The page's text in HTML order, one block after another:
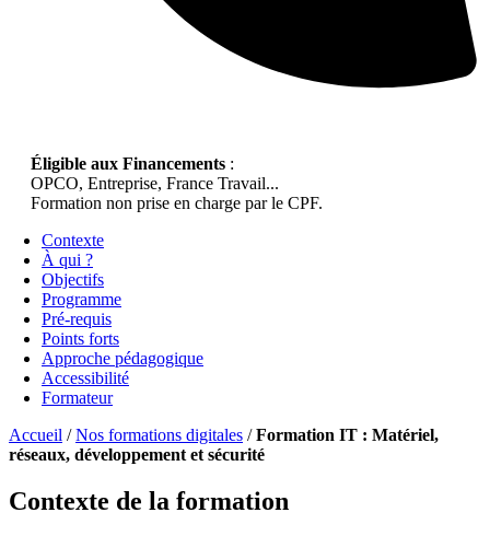
Éligible aux Financements :
OPCO, Entreprise, France Travail...
Formation non prise en charge par le CPF.
Contexte
À qui ?
Objectifs
Programme
Pré-requis
Points forts
Approche pédagogique
Accessibilité
Formateur
Accueil /Nos formations digitales /Formation IT : Matériel,
réseaux, développement et sécurité
Contexte de la formation